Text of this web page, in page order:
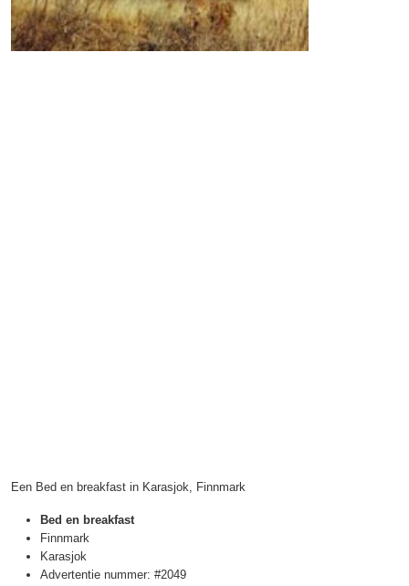
Een Bed en breakfast in Karasjok, Finnmark
Bed en breakfast
Finnmark
Karasjok
Advertentie nummer: #2049